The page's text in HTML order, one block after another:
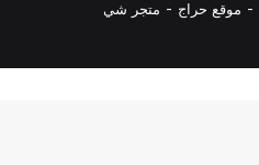
- موقع حراج - متجر شي